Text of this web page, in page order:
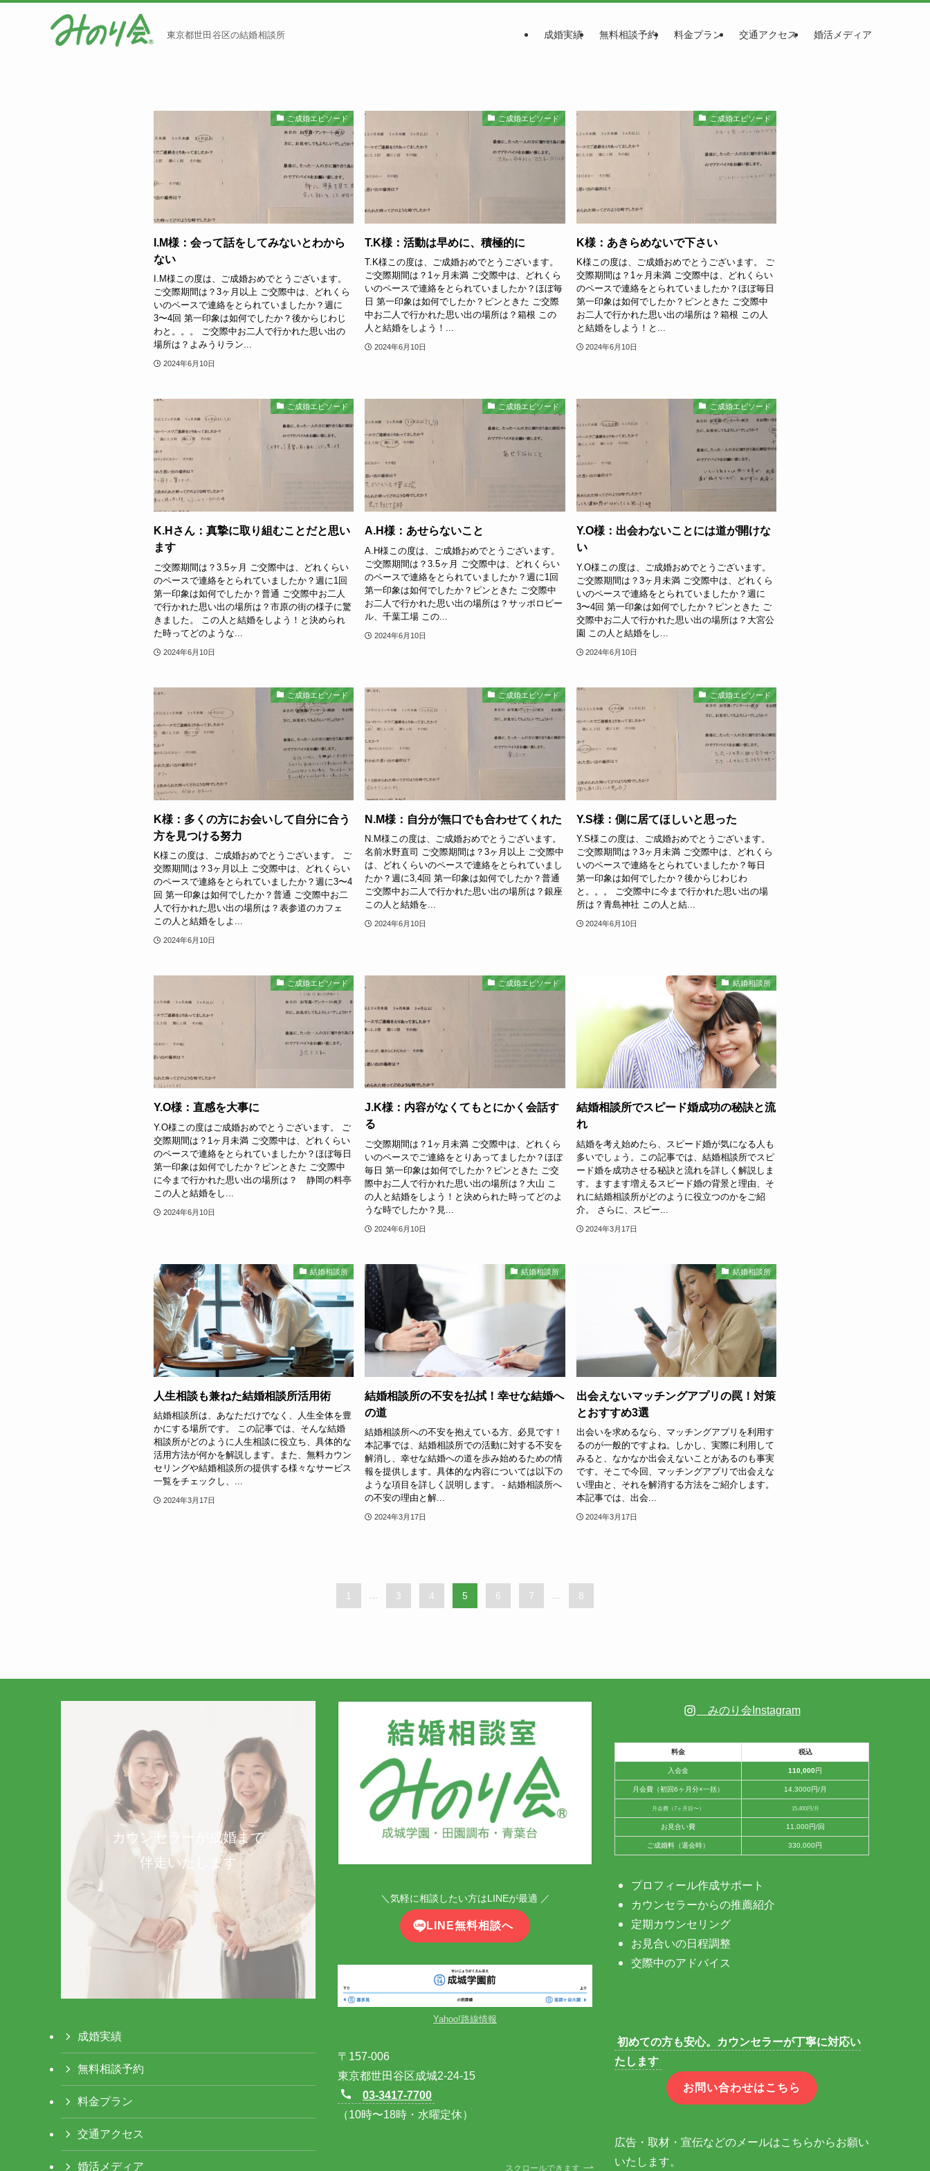
東京都世田谷区の結婚相談所 成婚実績 無料相談予約 料金プラン 交通アクセス 婚活メディア
ご成婚エピソード
I.M様：会って話をしてみないとわから
ない
I.M様この度は、ご成婚おめでとうございます。
ご交際期間は？3ヶ月以上 ご交際中は、どれくら
いのペースで連絡をとられていましたか？週に
3〜4回 第一印象は如何でしたか？後からじわじ
わと。。。 ご交際中お二人で行かれた思い出の
場所は？よみうりラン...
2024年6月10日
ご成婚エピソード
T.K様：活動は早めに、積極的に
T.K様この度は、ご成婚おめでとうございます。
ご交際期間は？1ヶ月未満 ご交際中は、どれくら
いのペースで連絡をとられていましたか？ほぼ毎
日 第一印象は如何でしたか？ピンときた ご交際
中お二人で行かれた思い出の場所は？箱根 この
人と結婚をしよう！...
2024年6月10日
ご成婚エピソード
K様：あきらめないで下さい
K様この度は、ご成婚おめでとうございます。 ご
交際期間は？1ヶ月未満 ご交際中は、どれくらい
のペースで連絡をとられていましたか？ほぼ毎日
第一印象は如何でしたか？ピンときた ご交際中
お二人で行かれた思い出の場所は？箱根 この人
と結婚をしよう！と...
2024年6月10日
ご成婚エピソード
K.Hさん：真摯に取り組むことだと思い
ます
ご交際期間は？3.5ヶ月 ご交際中は、どれくらい
のペースで連絡をとられていましたか？週に1回
第一印象は如何でしたか？普通 ご交際中お二人
で行かれた思い出の場所は？市原の街の様子に驚
きました。 この人と結婚をしよう！と決められ
た時ってどのような...
2024年6月10日
ご成婚エピソード
A.H様：あせらないこと
A.H様この度は、ご成婚おめでとうございます。
ご交際期間は？3.5ヶ月 ご交際中は、どれくらい
のペースで連絡をとられていましたか？週に1回
第一印象は如何でしたか？ピンときた ご交際中
お二人で行かれた思い出の場所は？サッポロビー
ル、千葉工場 この...
2024年6月10日
ご成婚エピソード
Y.O様：出会わないことには道が開けな
い
Y.O様この度は、ご成婚おめでとうございます。
ご交際期間は？3ヶ月未満 ご交際中は、どれくら
いのペースで連絡をとられていましたか？週に
3〜4回 第一印象は如何でしたか？ピンときた ご
交際中お二人で行かれた思い出の場所は？大宮公
園 この人と結婚をし...
2024年6月10日
ご成婚エピソード
K様：多くの方にお会いして自分に合う
方を見つける努力
K様この度は、ご成婚おめでとうございます。 ご
交際期間は？3ヶ月以上 ご交際中は、どれくらい
のペースで連絡をとられていましたか？週に3〜4
回 第一印象は如何でしたか？普通 ご交際中お二
人で行かれた思い出の場所は？表参道のカフェ
この人と結婚をしよ...
2024年6月10日
ご成婚エピソード
N.M様：自分が無口でも合わせてくれた
N.M様この度は、ご成婚おめでとうございます。
名前水野直司 ご交際期間は？3ヶ月以上 ご交際中
は、どれくらいのペースで連絡をとられていまし
たか？週に3,4回 第一印象は如何でしたか？普通
ご交際中お二人で行かれた思い出の場所は？銀座
この人と結婚を...
2024年6月10日
ご成婚エピソード
Y.S様：側に居てほしいと思った
Y.S様この度は、ご成婚おめでとうございます。
ご交際期間は？3ヶ月未満 ご交際中は、どれくら
いのペースで連絡をとられていましたか？毎日
第一印象は如何でしたか？後からじわじわ
と。。。 ご交際中に今まで行かれた思い出の場
所は？青島神社 この人と結...
2024年6月10日
ご成婚エピソード
Y.O様：直感を大事に
Y.O様この度はご成婚おめでとうございます。 ご
交際期間は？1ヶ月未満 ご交際中は、どれくらい
のペースで連絡をとられていましたか？ほぼ毎日
第一印象は如何でしたか？ピンときた ご交際中
に今まで行かれた思い出の場所は？ 静岡の料亭
この人と結婚をし...
2024年6月10日
ご成婚エピソード
J.K様：内容がなくてもとにかく会話す
る
ご交際期間は？1ヶ月未満 ご交際中は、どれくら
いのペースでご連絡をとりあってましたか？ほぼ
毎日 第一印象は如何でしたか？ピンときた ご交
際中お二人で行かれた思い出の場所は？大山 こ
の人と結婚をしよう！と決められた時ってどのよ
うな時でしたか？見...
2024年6月10日
結婚相談所
結婚相談所でスピード婚成功の秘訣と流
れ
結婚を考え始めたら、スピード婚が気になる人も
多いでしょう。この記事では、結婚相談所でスピ
ード婚を成功させる秘訣と流れを詳しく解説しま
す。ますます増えるスピード婚の背景と理由、そ
れに結婚相談所がどのように役立つのかをご紹
介。 さらに、スピー...
2024年3月17日
結婚相談所
人生相談も兼ねた結婚相談所活用術
結婚相談所は、あなただけでなく、人生全体を豊
かにする場所です。 この記事では、そんな結婚
相談所がどのように人生相談に役立ち、具体的な
活用方法が何かを解説します。また、無料カウン
セリングや結婚相談所の提供する様々なサービス
一覧をチェックし、...
2024年3月17日
結婚相談所
結婚相談所の不安を払拭！幸せな結婚へ
の道
結婚相談所への不安を抱えている方、必見です！
本記事では、結婚相談所での活動に対する不安を
解消し、幸せな結婚への道を歩み始めるための情
報を提供します。具体的な内容については以下の
ような項目を詳しく説明します。 - 結婚相談所へ
の不安の理由と解...
2024年3月17日
結婚相談所
出会えないマッチングアプリの罠！対策
とおすすめ3選
出会いを求めるなら、マッチングアプリを利用す
るのが一般的ですよね。しかし、実際に利用して
みると、なかなか出会えないことがあるのも事実
です。そこで今回、マッチングアプリで出会えな
い理由と、それを解消する方法をご紹介します。
本記事では、出会...
2024年3月17日
1 ... 3 4 5 6 7 ... 8
カウンセラーが成婚まで
伴走いたします
成婚実績
無料相談予約
料金プラン
交通アクセス
婚活メディア
＼気軽に相談したい方はLINEが最適 ／
LINE無料相談へ
Yahoo!路線情報
〒157-006
東京都世田谷区成城2-24-15
03-3417-7700
（10時〜18時・水曜定休）
スクロールできます
みのり会Instagram
料金 税込
入会金 110,000円
月会費（初回6ヶ月分×一括） 14,3000円/月
月会費（7ヶ月目〜） 15,400円/月
お見合い費 11,000円/回
ご成婚料（退会時） 330,000円
プロフィール作成サポート
カウンセラーからの推薦紹介
定期カウンセリング
お見合いの日程調整
交際中のアドバイス
初めての方も安心。カウンセラーが丁寧に対応い
たします
お問い合わせはこちら
広告・取材・宣伝などのメールはこちらからお願い
いたします。